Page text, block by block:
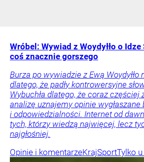
Wróbel: Wywiad z Woydyłło o
coś znacznie gorszego
Burza po wywiadzie z Ewą Woydyłło
dlatego, że padły kontrowersyjne
Wybuchła dlatego, że coraz częściej
analizę uznajemy opinie
i odpowiedzialności. Internet od
tych, którzy wiedzą najwięcej, lecz
najgłośniej.
Opinie i komentarzeKrajSportTylko